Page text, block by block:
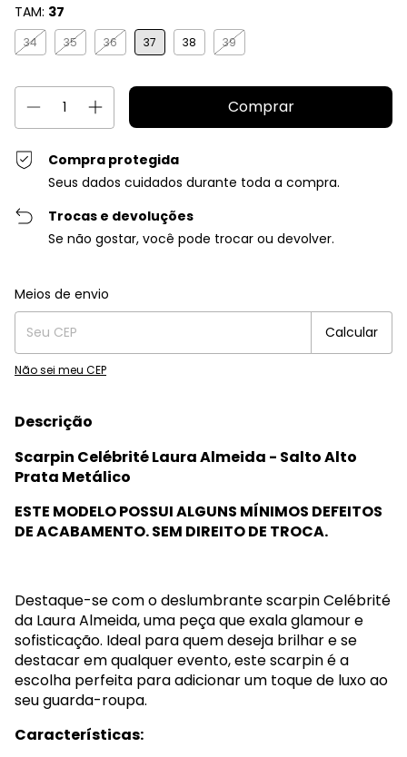
TAM: 37
34 35 36 37 38 39
Compra protegida
Seus dados cuidados durante toda a compra.
Trocas e devoluções
Se não gostar, você pode trocar ou devolver.
Entregas para o CEP:
Meios de envio
Calcular
Não sei meu CEP
Descrição
Scarpin Celébrité Laura Almeida - Salto Alto
Prata Metálico
ESTE MODELO POSSUI ALGUNS MÍNIMOS DEFEITOS
DE ACABAMENTO. SEM DIREITO DE TROCA.
Destaque-se com o deslumbrante scarpin Celébrité
da Laura Almeida, uma peça que exala glamour e
sofisticação. Ideal para quem deseja brilhar e se
destacar em qualquer evento, este scarpin é a
escolha perfeita para adicionar um toque de luxo ao
seu guarda-roupa.
Características: